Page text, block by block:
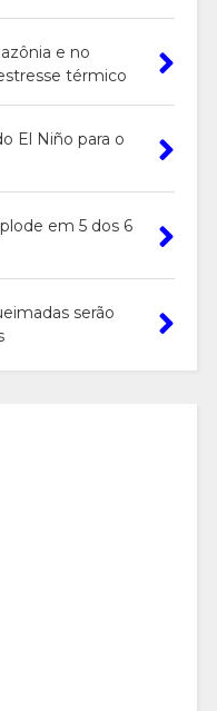
e no
térmico
El Niño para o
em 5 dos 6
serão